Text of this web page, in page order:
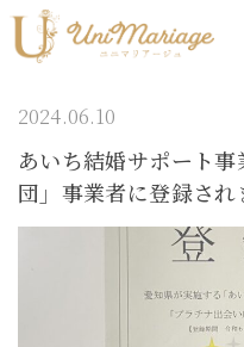
2024.06.10
あいち結婚サポート
団」事業者に登録され